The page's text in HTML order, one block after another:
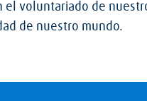
voluntariado de
de nuestro mundo.